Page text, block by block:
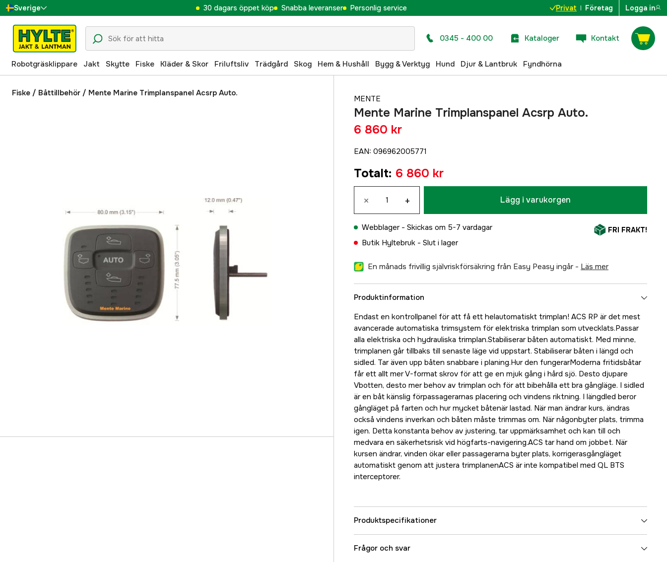
Sverige
Danmark
Suomi
Norge
Deutschland
30 dagars öppet köp Snabba leveranser Personlig service Privat Företag Logga in
0345 - 400 00 Kataloger Kontakt
Robotgräsklippare Jakt Skytte Fiske Kläder & Skor Friluftsliv Trädgård Skog Hem & Hushåll Bygg & Verktyg Hund Djur & Lantbruk Fyndhörna
Fiske / Båttillbehör / Mente Marine Trimplanspanel Acsrp Auto.
MENTE
Mente Marine Trimplanspanel Acsrp Auto.
6 860 kr
EAN: 096962005771
Totalt: 6 860 kr
× + Lägg i varukorgen
Webblager - Skickas om 5-7 vardagar
Butik Hyltebruk - Slut i lager
FRI FRAKT!
En månads frivillig självriskförsäkring från Easy Peasy ingår - läs mer
Produktinformation
Endast en kontrollpanel för att få ett helautomatiskt trimplan! ACS RP är det mest
avancerade automatiska trimsystem för elektriska trimplan som utvecklats.Passar
alla elektriska och hydrauliska trimplan.Stabiliserar båten automatiskt. Med minne,
trimplanen går tillbaks till senaste läge vid uppstart. Stabiliserar båten i längd och
sidled. Tar även upp båten snabbare i planing.Hur den fungerarModerna fritidsbåtar
får ett allt mer V-format skrov för att ge en mjuk gång i hård sjö. Desto djupare
Vbotten, desto mer behov av trimplan och för att bibehålla ett bra gångläge. I sidled
är en båt känslig förpassagerarnas placering och vindens riktning. I längdled beror
gångläget på farten och hur mycket båtenär lastad. När man ändrar kurs, ändras
också vindens inverkan och båten måste trimmas om. När någonbyter plats, trimma
igen. Detta konstanta behov av justering, tar uppmärksamhet och kan till och
medvara en säkerhetsrisk vid högfarts-navigering.ACS tar hand om jobbet. När
kursen ändrar, vinden ökar eller passagerarna byter plats, korrigerasgångläget
automatiskt genom att justera trimplanenACS är inte kompatibel med QL BTS
interceptorer.
Produktspecifikationer
Referensnummer
Frågor och svar